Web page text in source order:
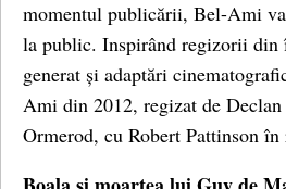
momentul publicării, Bel-Ami va
la public. Inspirând regizorii din
generat și adaptări
Ami din 2012, regizat de
Ormerod, cu Robert Pattinson